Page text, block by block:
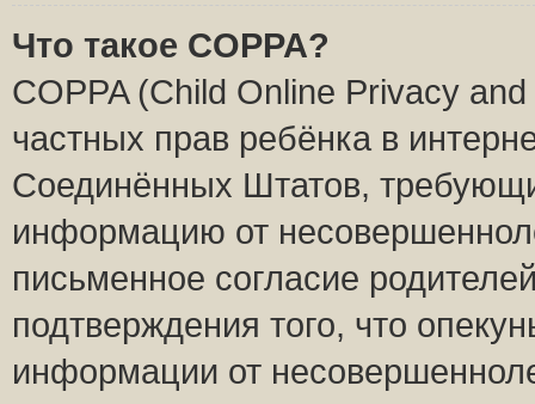
Что такое COPPA?
COPPA (Child Online Privacy
частных прав ребёнка в
Соединённых Штатов,
информацию от
письменное согласие
подтверждения того, что
информации от